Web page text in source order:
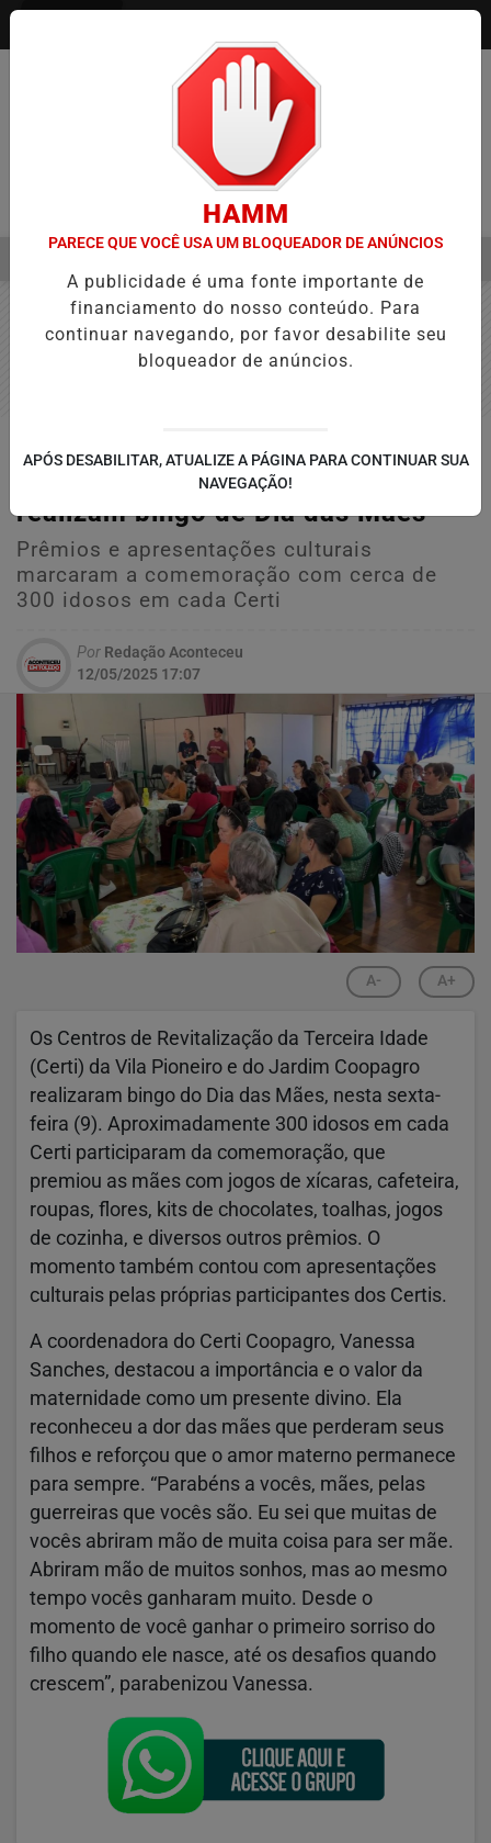
EM ALTA
TOLEDO
Certi’s Coopagro e Pioneiro
realizam bingo de Dia das Mães
Prêmios e apresentações culturais
marcaram a comemoração com cerca de
300 idosos em cada Certi
Por Redação Aconteceu
12/05/2025 17:07
A- A+
Os Centros de Revitalização da Terceira Idade
(Certi) da Vila Pioneiro e do Jardim Coopagro
realizaram bingo do Dia das Mães, nesta sexta-
feira (9). Aproximadamente 300 idosos em cada
Certi participaram da comemoração, que
premiou as mães com jogos de xícaras, cafeteira,
roupas, flores, kits de chocolates, toalhas, jogos
de cozinha, e diversos outros prêmios. O
momento também contou com apresentações
culturais pelas próprias participantes dos Certis.
A coordenadora do Certi Coopagro, Vanessa
Sanches, destacou a importância e o valor da
maternidade como um presente divino. Ela
reconheceu a dor das mães que perderam seus
filhos e reforçou que o amor materno permanece
para sempre. “Parabéns a vocês, mães, pelas
guerreiras que vocês são. Eu sei que muitas de
vocês abriram mão de muita coisa para ser mãe.
Abriram mão de muitos sonhos, mas ao mesmo
tempo vocês ganharam muito. Desde o
momento de você ganhar o primeiro sorriso do
filho quando ele nasce, até os desafios quando
crescem”, parabenizou Vanessa.
HAMM
PARECE QUE VOCÊ USA UM BLOQUEADOR DE ANÚNCIOS
A publicidade é uma fonte importante de
financiamento do nosso conteúdo. Para
continuar navegando, por favor desabilite seu
bloqueador de anúncios.
APÓS DESABILITAR, ATUALIZE A PÁGINA PARA CONTINUAR SUA
NAVEGAÇÃO!